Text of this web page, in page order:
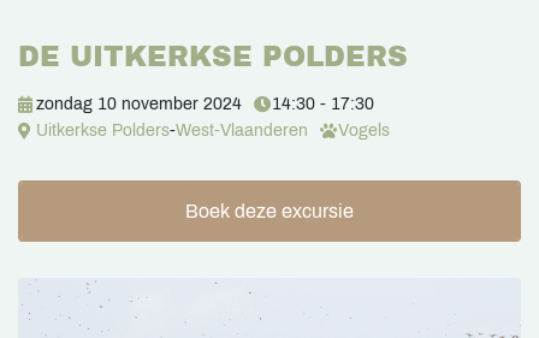
DE UITKERKSE POLDERS
zondag 10 november 2024
14:30 - 17:30
Uitkerkse Polders-West-Vlaanderen Vogels
Boek deze excursie